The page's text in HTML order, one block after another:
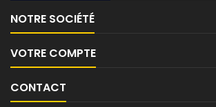
NOTRE SOCIÉTÉ
VOTRE COMPTE
CONTACT